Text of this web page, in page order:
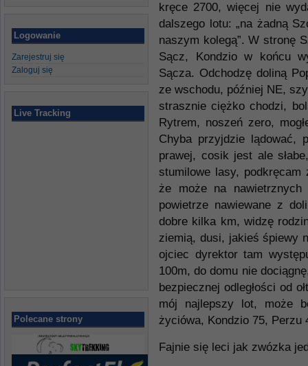
Logowanie
Zarejestruj się
Zaloguj się
Live Tracking
Polecane strony
kręce 2700, więcej nie
dalszego lotu: „na żadną
naszym kolegą”. W stronę
Sącz, Kondzio w końcu
Sącza. Odchodzę doliną
ze wschodu, później NE,
strasznie ciężko chodzi,
Rytrem, noszeń zero,
Chyba przyjdzie lądować,
prawej, cosik jest ale
stumilowe lasy,
że może na
powietrze nawiewane z
dobre kilka km, widzę
ziemią, dusi, jakieś śpiewy
ojciec dyrektor tam
100m, do domu nie
bezpiecznej odległości od
mój najlepszy lot, może
życiówa, Kondzio 75, Perzu
Fajnie się leci jak zwózka